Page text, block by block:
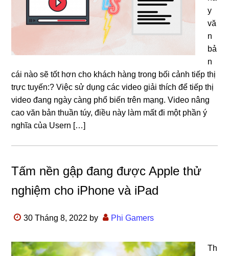
y
vă
n
bả
n
cái nào sẽ tốt hơn cho khách hàng trong bối cảnh tiếp thị
trực tuyến:? Việc sử dụng các video giải thích để tiếp thị
video đang ngày càng phổ biến trên mạng. Video nâng
cao văn bản thuần túy, điều này làm mất đi một phần ý
nghĩa của Usern […]
Tấm nền gập đang được Apple thử
nghiệm cho iPhone và iPad
30 Tháng 8, 2022 by Phi Gamers
Th